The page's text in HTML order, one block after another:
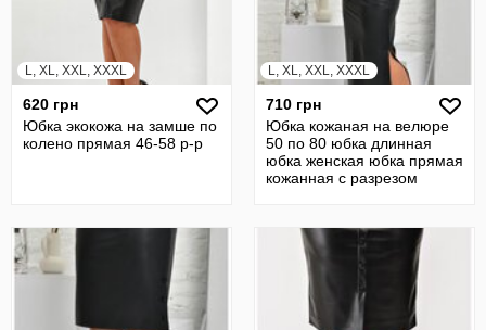
L, XL, XXL, XXXL
620 грн
Юбка экокожа на замше по
колено прямая 46-58 р-р
L, XL, XXL, XXXL
710 грн
Юбка кожаная на велюре
50 по 80 юбка длинная
юбка женская юбка прямая
кожанная с разрезом